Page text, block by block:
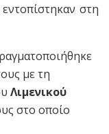
στη
με τη
Λιμενικού
στο οποίο